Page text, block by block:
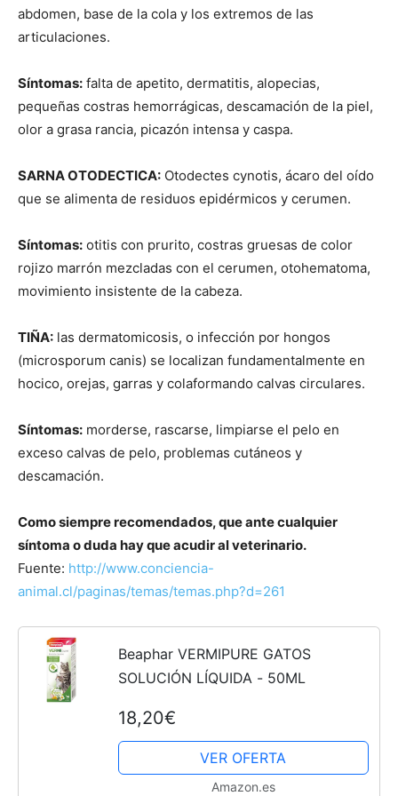
abdomen, base de la cola y los extremos de las
articulaciones.
Síntomas: falta de apetito, dermatitis, alopecias,
pequeñas costras hemorrágicas, descamación de la piel,
olor a grasa rancia, picazón intensa y caspa.
SARNA OTODECTICA: Otodectes cynotis, ácaro del oído
que se alimenta de residuos epidérmicos y cerumen.
Síntomas: otitis con prurito, costras gruesas de color
rojizo marrón mezcladas con el cerumen, otohematoma,
movimiento insistente de la cabeza.
TIÑA: las dermatomicosis, o infección por hongos
(microsporum canis) se localizan fundamentalmente en
hocico, orejas, garras y colaformando calvas circulares.
Síntomas: morderse, rascarse, limpiarse el pelo en
exceso calvas de pelo, problemas cutáneos y
descamación.
Como siempre recomendados, que ante cualquier
síntoma o duda hay que acudir al veterinario.
Fuente: http://www.conciencia-
animal.cl/paginas/temas/temas.php?d=261
Beaphar VERMIPURE GATOS
SOLUCIÓN LÍQUIDA - 50ML
18,20€
VER OFERTA
Amazon.es